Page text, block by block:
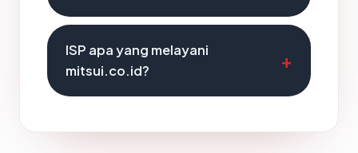
ISP apa yang melayani
mitsui.co.id?